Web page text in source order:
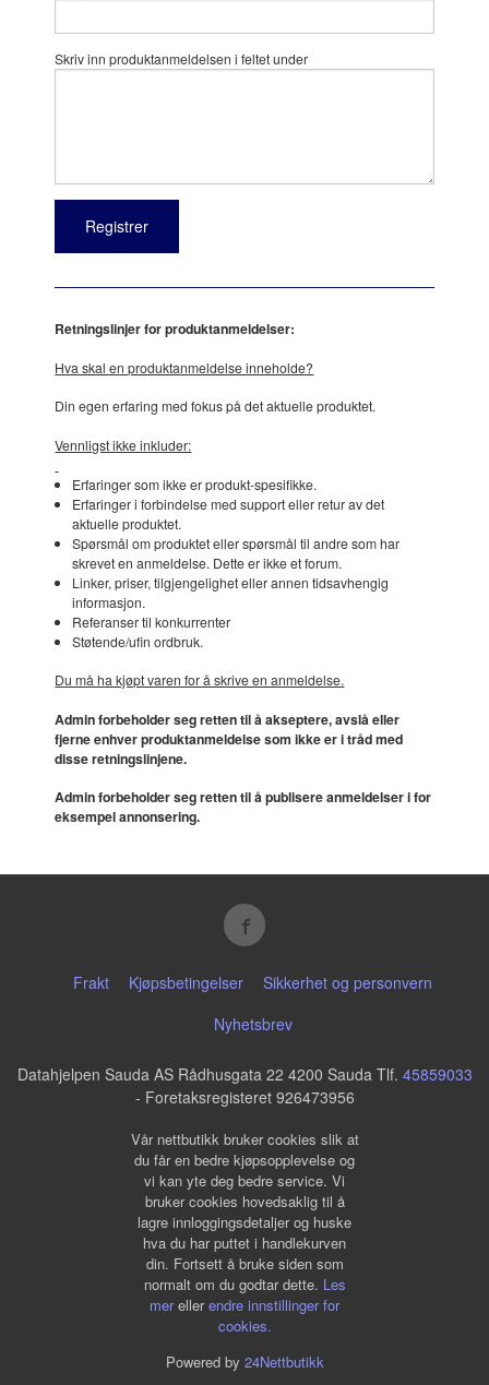
Skriv inn produktanmeldelsen i feltet under
Retningslinjer for produktanmeldelser:
Hva skal en produktanmeldelse inneholde?
Din egen erfaring med fokus på det aktuelle produktet.
Vennligst ikke inkluder:
Erfaringer som ikke er produkt-spesifikke.
Erfaringer i forbindelse med support eller retur av det
aktuelle produktet.
Spørsmål om produktet eller spørsmål til andre som har
skrevet en anmeldelse. Dette er ikke et forum.
Linker, priser, tilgjengelighet eller annen tidsavhengig
informasjon.
Referanser til konkurrenter
Støtende/ufin ordbruk.
Du må ha kjøpt varen for å skrive en anmeldelse.
Admin forbeholder seg retten til å akseptere, avslå eller
fjerne enhver produktanmeldelse som ikke er i tråd med
disse retningslinjene.
Admin forbeholder seg retten til å publisere anmeldelser i for
eksempel annonsering.
Frakt Kjøpsbetingelser
Sikkerhet og personvern
Nyhetsbrev
Datahjelpen Sauda AS Rådhusgata 22 4200 Sauda Tlf. 45859033
- Foretaksregisteret 926473956
Vår nettbutikk bruker cookies slik at
du får en bedre kjøpsopplevelse og
vi kan yte deg bedre service. Vi
bruker cookies hovedsaklig til å
lagre innloggingsdetaljer og huske
hva du har puttet i handlekurven
din. Fortsett å bruke siden som
normalt om du godtar dette. Les
merellerendre innstillinger for
cookies.
Powered by 24Nettbutikk